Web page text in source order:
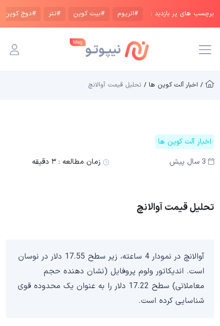
برچسب های پر بازدید : #اتریوم #بیت کوین #تتر #دوج کوین
/ اخبار آلت کوین ها / تحلیل قیمت آوالانچ
اخبار آلت کوین ها
3 سال پیش
زمان مطالعه : ۳ دقیقه
تحلیل قیمت آوالانچ
آوالانچ در نمودار 4 ساعته، زیر سطح 17.55 دلار در نوسان
است. اندیکاتور ولوم پروفایل (نشان دهنده حجم
معاملاتی) سطح 17.22 دلار را به عنوان یک محدوده قوی
شناسایی کرده است.